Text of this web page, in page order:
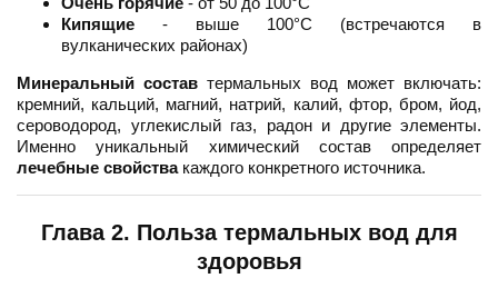
Кипящие - выше 100°C (встречаются в
вулканических районах)
Минеральный состав термальных вод может включать:
кремний, кальций, магний, натрий, калий, фтор, бром, йод,
сероводород, углекислый газ, радон и другие элементы.
Именно уникальный химический состав определяет
лечебные свойствакаждого конкретного источника.
Глава 2. Польза термальных вод для
здоровья